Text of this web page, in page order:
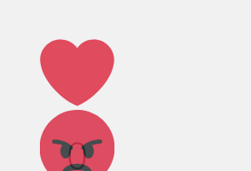
Лайк!
0
Агрессия!